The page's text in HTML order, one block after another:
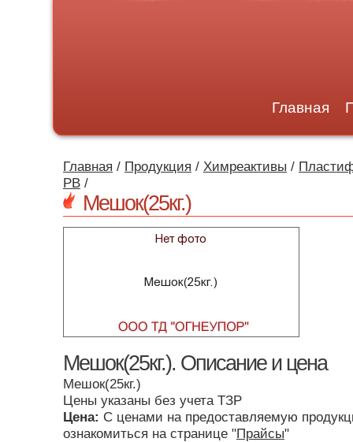
Главная
Главная / Продукция / Химреактивы /
РВ /
Мешок(25кг.)
Мешок(25кг.). Описание и цена
Мешок(25кг.)
Цены указаны без учета ТЗР
Цена: С ценами на предоставляемую
ознакомиться на странице "Прайсы"